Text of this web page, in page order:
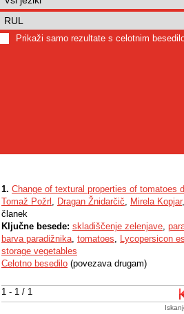
Prikaži samo rezultate s celotnim
1 - 1 / 1
1. Change of textural properties of tomatoes
Tomaž Požrl , Dragan Žnidarčič, Mirela Kopjar,
članek
Ključne besede: skladiščenje zelenjave,
barva paradižnika, tomatoes, Lycopersicon
storage vegetables
Celotno besedilo (povezava drugam)